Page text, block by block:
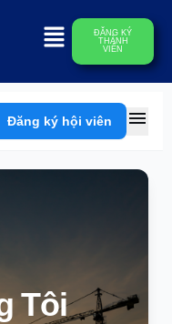
ĐĂNG KÝ
THÀNH
VIÊN
Đăng ký hội viên menu
Tôi